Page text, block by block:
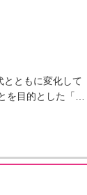
とともに変化して
を目的とした「…